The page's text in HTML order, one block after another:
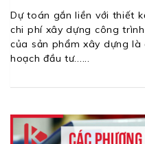
Dự toán gắn liền với thiết
chi phí xây dựng công
của sản phẩm xây dựng là
hoạch đầu tư...